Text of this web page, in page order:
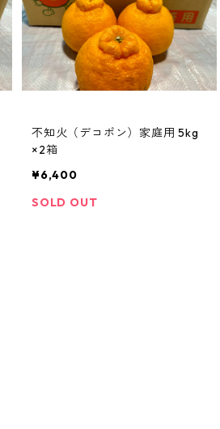
不知火（デコポン）家庭用 5kg
×2箱
¥6,400
SOLD OUT